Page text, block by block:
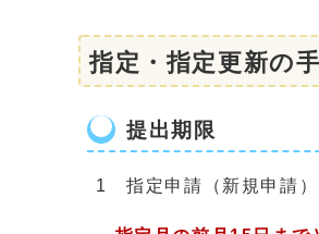
指定・指定更新の
提出期限
1 指定申請（新規申請）